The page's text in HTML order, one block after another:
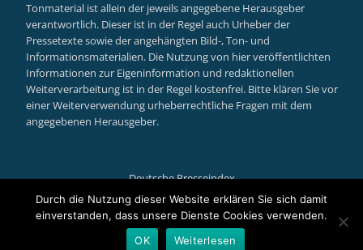
Tonmaterial ist allein der jeweils angegebene Herausgeber
verantwortlich. Dieser ist in der Regel auch Urheber der
Pressetexte sowie der angehängten Bild-, Ton- und
Informationsmaterialien. Die Nutzung von hier veröffentlichten
Informationen zur Eigeninformation und redaktionellen
Weiterverarbeitung ist in der Regel kostenfrei. Bitte klären Sie vor
einer Weiterverwendung urheberrechtliche Fragen mit dem
angegebenen Herausgeber.
Deutsche Presseindex
Secondary
Llorix One Litepowered by WordPress
Durch die Nutzung dieser Website erklären Sie sich damit
einverstanden, dass unsere Dienste Cookies verwenden.
OK
Weiterlesen